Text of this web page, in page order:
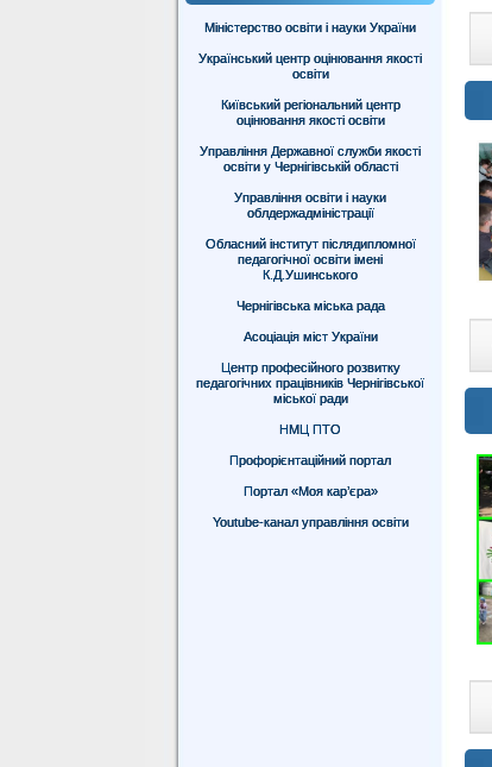
Міністерство освіти і науки України
Український центр оцінювання якості
освіти
Київський регіональний центр
оцінювання якості освіти
Управління Державної служби якості
освіти у Чернігівській області
Управління освіти і науки
облдержадміністрації
Обласний інститут післядипломної
педагогічної освіти імені
К.Д.Ушинського
Чернігівська міська рада
Асоціація міст України
Центр професійного розвитку
педагогічних працівників Чернігівської
міської ради
НМЦ ПТО
Профорієнтаційний портал
Портал «Моя кар’єра»
Youtube-канал управління освіти